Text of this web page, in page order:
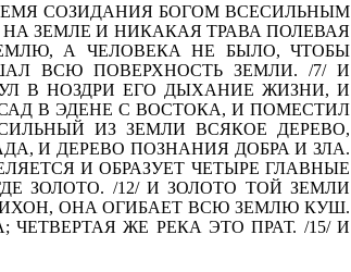
СОЗИДАНИЯ БОГОМ ВСЕСИЛЬ­НЫМ
ЗЕМЛЕ И НИКАКАЯ ТРА­ВА ПОЛЕВАЯ
А ЧЕЛОВЕКА НЕ БЫЛО, ЧТОБЫ
ВСЮ ПОВЕРХНОСТЬ ЗЕМЛИ. /7/ И
В НОЗДРИ ЕГО ДЫХАНИЕ ЖИЗНИ, И
В ЭДЕНЕ С ВОСТОКА, И ПОМЕСТИЛ
ИЗ ЗЕМЛИ ВСЯКОЕ ДЕРЕВО,
И ДЕРЕВО ПОЗНАНИЯ ДОБРА И ЗЛА.
И ОБРАЗУЕТ ЧЕТЫРЕ ГЛАВНЫЕ
ЗОЛОТО. /12/ И ЗОЛОТО ТОЙ ЗЕМЛИ
ОНА ОГИБАЕТ ВСЮ ЗЕМЛЮ КУШ.
ЖЕ РЕКА ЭТО ПРАТ. /15/ И